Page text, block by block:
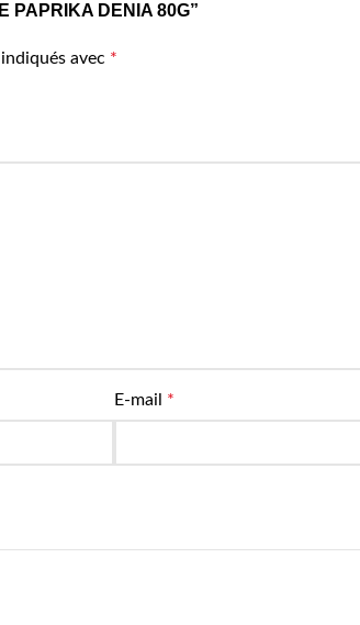
PAPRIKA DENIA 80G”
avec *
E-mail *